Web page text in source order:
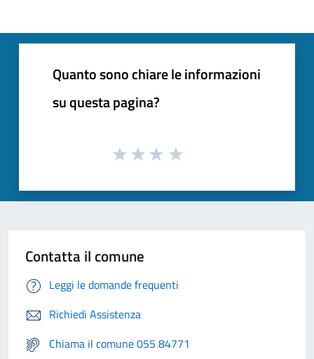
Quanto sono chiare le informazioni
su questa pagina?
Contatta il comune
Leggi le domande frequenti
Richiedi Assistenza
Chiama il comune 055 84771